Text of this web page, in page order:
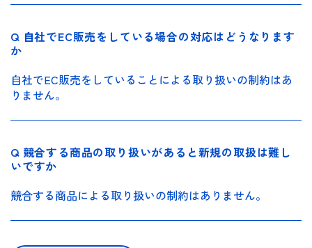
Q 自社でEC販売をしている場合の対応はどうなります
か
自社でEC販売をしていることによる取り扱いの制約はあ
りません。
Q 競合する商品の取り扱いがあると新規の取扱は難し
いですか
競合する商品による取り扱いの制約はありません。